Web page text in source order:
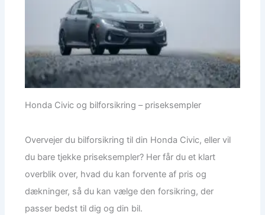
Honda Civic og bilforsikring – priseksempler
Overvejer du bilforsikring til din Honda Civic, eller vil
du bare tjekke priseksempler? Her får du et klart
overblik over, hvad du kan forvente af pris og
dækninger, så du kan vælge den forsikring, der
passer bedst til dig og din bil.